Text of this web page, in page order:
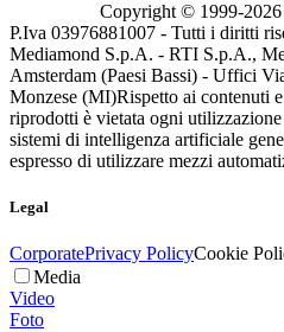
Copyright © 1999-2026
P.Iva 03976881007 - Tutti i diritti
Mediamond S.p.A. - RTI S.p.A.,
Amsterdam (Paesi Bassi) - Uffici
Monzese (MI)Rispetto ai contenuti
riprodotti è vietata ogni
sistemi di intelligenza artificiale
espresso di utilizzare mezzi
Legal
CorporatePrivacy PolicyCookie
Media
Video
Foto